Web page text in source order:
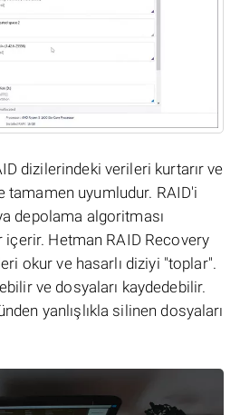
dizilerindeki verileri kurtarır ve
tamamen uyumludur. RAID'i
depolama algoritması
içerir. Hetman RAID Recovery
okur ve hasarlı diziyi "toplar".
ve dosyaları kaydedebilir.
yanlışlıkla silinen dosyaları